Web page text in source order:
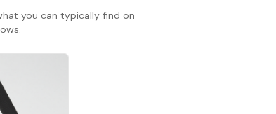
you can typically find on